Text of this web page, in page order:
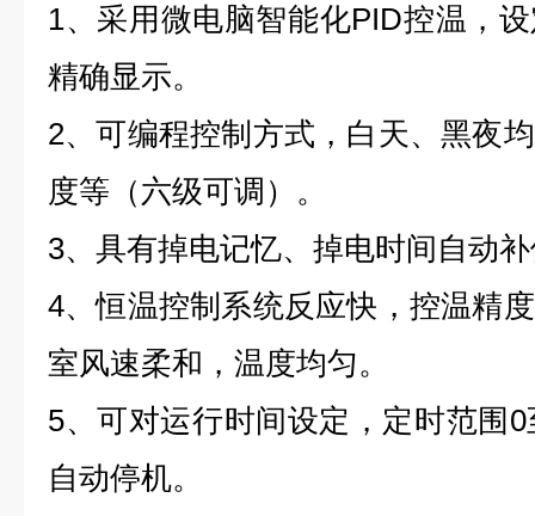
1、采用微电脑智能化PID控温，
精确显示。
2、可编程控制方式，白天、黑夜
度等（六级可调）。
3、具有掉电记忆、掉电时间自动
4、恒温控制系统反应快，控温精
室风速柔和，温度均匀。
5、可对运行时间设定，定时范围
自动停机。